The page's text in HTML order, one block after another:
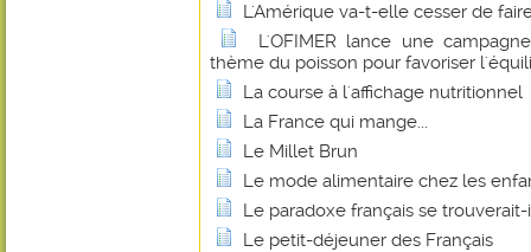
L'Amérique va-t-elle cesser de
L'OFIMER lance une
thème du poisson pour favoriser
La course à l'affichage nutritionnel
La France qui mange...
Le Millet Brun
Le mode alimentaire chez les
Le paradoxe français se
Le petit-déjeuner des Français